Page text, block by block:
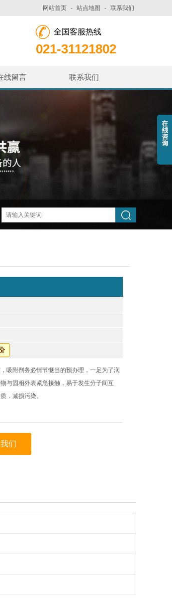
网站首页 - 站点地图 - 联系我们
全国客服热线
021-31121802
线留言 联系我们
吸附剂务必情节惬当的预办理，一足为了润
与固相外表紧急接触，易于发生分子间互
．减损污染。
们